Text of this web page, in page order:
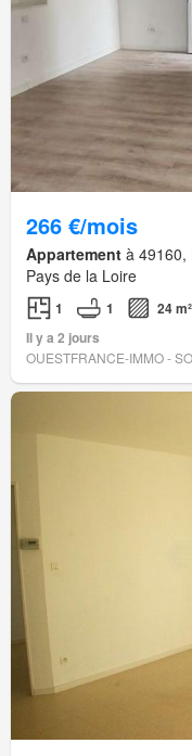
266 €/mois
Appartement à 49160,
Pays de la Loire
1 1
24 m²
Il y a 2 jours
OUESTFRANCE-IMMO -